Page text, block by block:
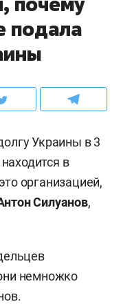
подала
Украины в 3
в
организацией,
Силуанов,
немножко